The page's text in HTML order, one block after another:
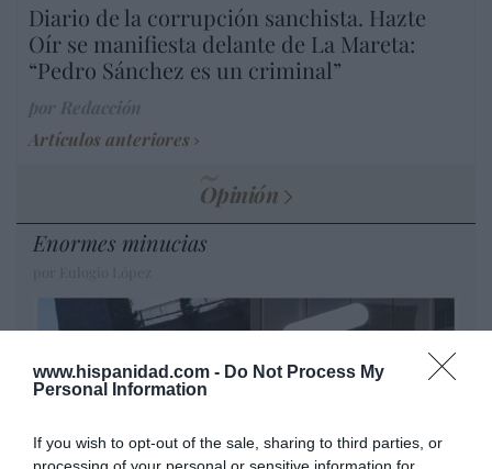
www.hispanidad.com - Do Not Process My
Personal Information
If you wish to opt-out of the sale, sharing to third parties, or
processing of your personal or sensitive information for
Diario de la corrupción sanchista. Hazte
Oír se manifiesta delante de La Mareta:
“Pedro Sánchez es un criminal”
Artículos anteriores
Opinión
Enormes minucias